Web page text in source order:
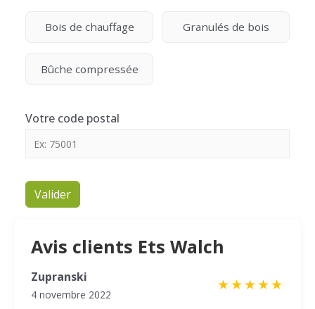
Bois de chauffage Granulés de bois
Bûche compressée
Votre code postal
Valider
Avis clients Ets Walch
Zupranski ★★★★★
4 novembre 2022